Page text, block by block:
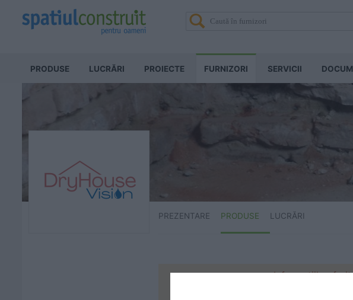
PRODUSE LUCRĂRI PROIECTE FURNIZORI SERVICII
PREZENTARE PRODUSE LUCRĂRI
Informațiile